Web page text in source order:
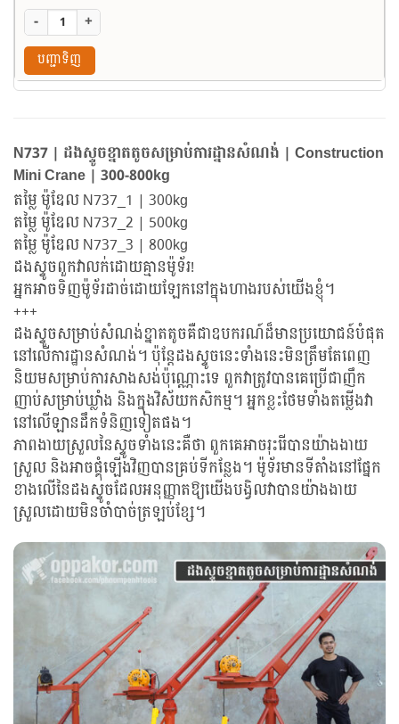
- +
បញ្ជាទិញ
N737 | ដងស្ទូចខ្នាតតូចសម្រាប់ការដ្នានសំណង់ | Construction
Mini Crane | 300-800kg
តម្លៃ ម៉ូឌែល N737_1 | 300kg
តម្លៃ ម៉ូឌែល N737_2 | 500kg
តម្លៃ ម៉ូឌែល N737_3 | 800kg
ដងស្ទូចពួកវាលក់ដោយគ្មានម៉ូទ័រ!
អ្នកអាចទិញម៉ូទ័រដាច់ដោយឡែកនៅក្នុងហាងរបស់យើងខ្ញុំ។
+++
ដងស្ទូចសម្រាប់សំណង់ខ្នាតតូចគឺជាឧបករណ៍ដ៏មានប្រយោជន៍បំផុត
នៅលើការដ្ឋានសំណង់។ ប៉ុន្តែដងស្ទូចនេះទាំងនេះមិនត្រឹមតែពេញ
និយមសម្រាប់ការសាងសង់ប៉ុណ្ណោះទេ ពួកវាត្រូវបានគេប្រើជាញឹក
ញាប់សម្រាប់ឃ្លាំង និងក្នុងវិស័យកសិកម្ម។ អ្នកខ្លះថែមទាំងតម្លើងវា
នៅលើឡានដឹកទំនិញទៀតផង។
ភាពងាយស្រួលនៃស្ទូចទាំងនេះគឺថា ពួកគេអាចរុះរើបានយ៉ាងងាយ
ស្រួល និងអាចផ្គុំឡើងវិញបានគ្រប់ទីកន្លែង។ ម៉ូទ័រមានទីតាំងនៅផ្នែក
ខាងលើនៃដងស្ទូចដែលអនុញ្ញាតឱ្យយើងបង្វិលវាបានយ៉ាងងាយ
ស្រួលដោយមិនចាំបាច់ត្រឡប់ខ្សែ។